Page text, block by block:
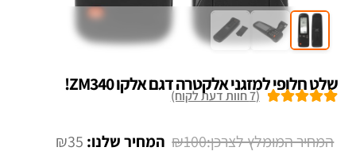
שלט חלופי למזגני אלקטרה דגם אלקו ZM340!
(
7חוות דעת לקוח)
₪100
המחיר
₪35 המחיר